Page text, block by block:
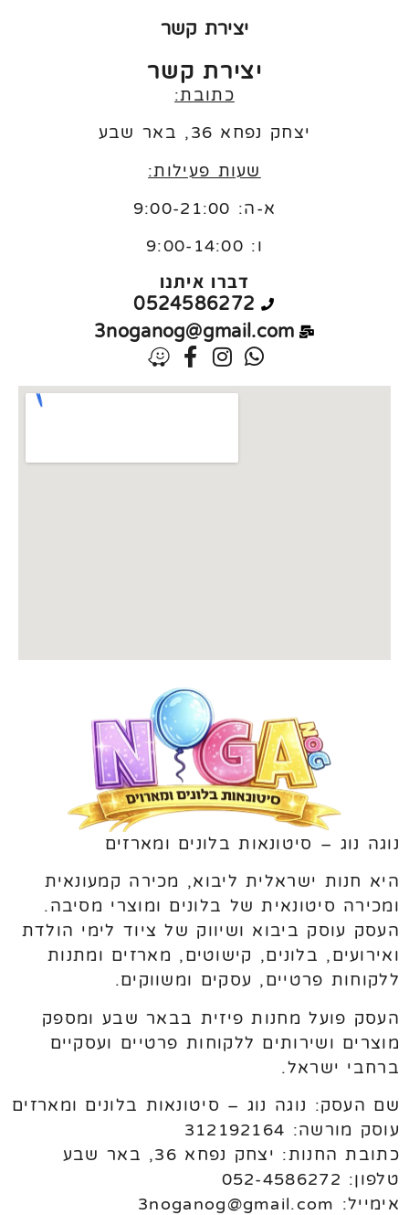
יצירת קשר
יצירת קשר
כתובת:
יצחק נפחא 36, באר שבע
שעות פעילות:
א-ה: 9:00-21:00
ו: 9:00-14:00
דברו איתנו
0524586272
3noganog@gmail.com
נוגה נוג – סיטונאות בלונים ומארזים
היא חנות ישראלית ליבוא, מכירה קמעונאית
ומכירה סיטונאית של בלונים ומוצרי מסיבה.
העסק עוסק ביבוא ושיווק של ציוד לימי הולדת
ואירועים, בלונים, קישוטים, מארזים ומתנות
ללקוחות פרטיים, עסקים ומשווקים.
העסק פועל מחנות פיזית בבאר שבע ומספק
מוצרים ושירותים ללקוחות פרטיים ועסקיים
ברחבי ישראל.
שם העסק: נוגה נוג – סיטונאות בלונים ומארזים
עוסק מורשה: 312192164
כתובת החנות: יצחק נפחא 36, באר שבע
טלפון: 052-4586272
אימייל: 3noganog@gmail.com